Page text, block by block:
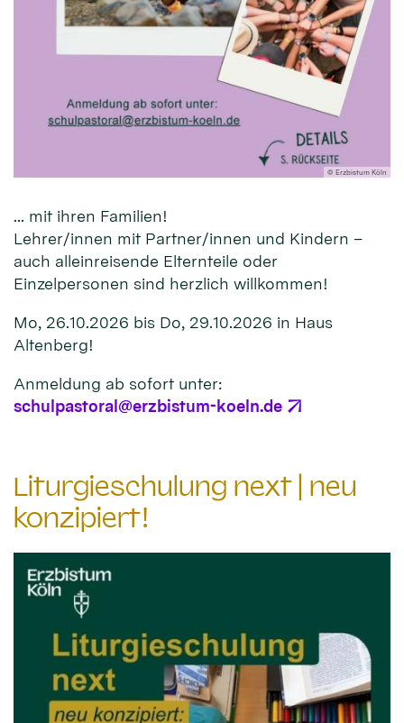
© Erzbistum Köln
... mit ihren Familien!
Lehrer/innen mit Partner/innen und Kindern –
auch alleinreisende Elternteile oder
Einzelpersonen sind herzlich willkommen!
Mo, 26.10.2026 bis Do, 29.10.2026 in Haus
Altenberg!
Anmeldung ab sofort unter:
schulpastoral@erzbistum-koeln.de
Liturgieschulung next | neu
konzipiert!